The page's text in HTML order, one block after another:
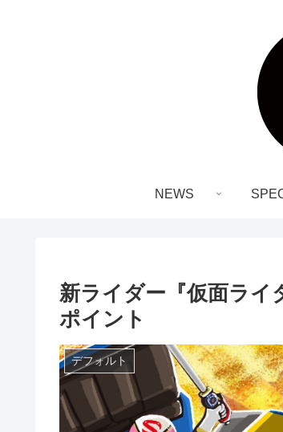
NEWS
新ライダー『仮面ライ
ポイント
デフォルト